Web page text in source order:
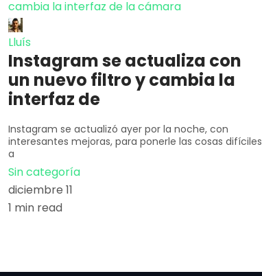
Lluís
Instagram se actualiza con
un nuevo filtro y cambia la
interfaz de
Instagram se actualizó ayer por la noche, con
interesantes mejoras, para ponerle las cosas difíciles
a
Sin categoría
diciembre 11
1 min read